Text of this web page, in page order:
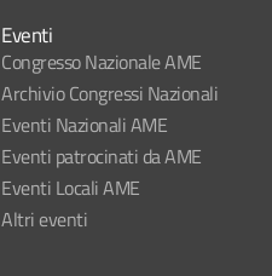
Eventi
Congresso Nazionale AME
Archivio Congressi Nazionali
Eventi Nazionali AME
Eventi patrocinati da AME
Eventi Locali AME
Altri eventi